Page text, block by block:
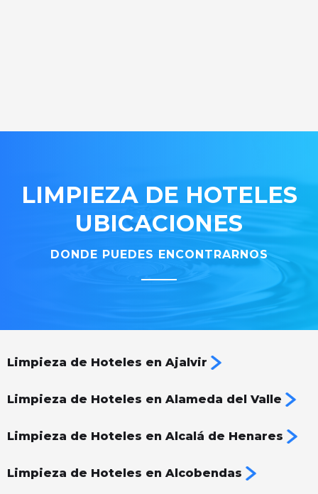
LIMPIEZA DE HOTELES
UBICACIONES
DONDE PUEDES ENCONTRARNOS
Limpieza de Hoteles en Ajalvir
Limpieza de Hoteles en Alameda del Valle
Limpieza de Hoteles en Alcalá de Henares
Limpieza de Hoteles en Alcobendas